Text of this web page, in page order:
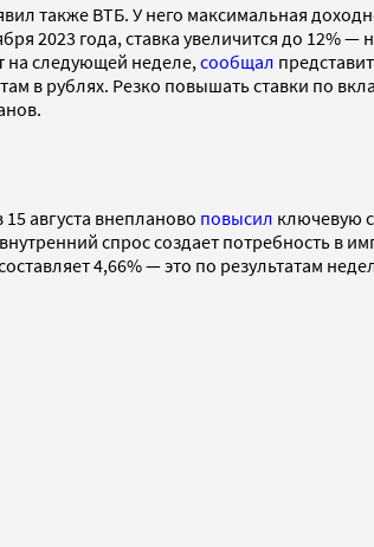
также ВТБ. У него максимальная
2023 года, ставка увеличится до 12%
на следующей неделе, сообщал
в рублях. Резко повышать ставки по
августа внепланово повысил ключевую
спрос создает потребность в
4,66% — это по результатам